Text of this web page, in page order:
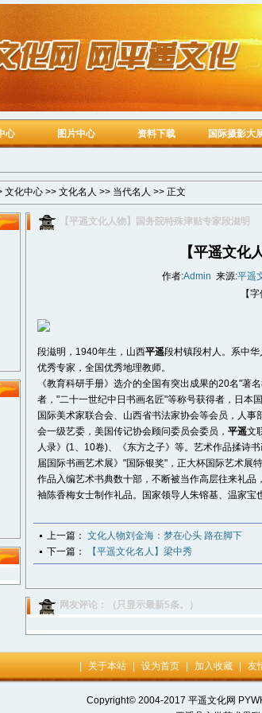
心 图片中心 资料下载 国际摄影大
文化中心 >> 文化名人 >> 当代名人 >> 正文
【平遥文化人物】国务院特殊津贴专家段滋明
【平遥文化
作者:Admin 来源:平遥
【
段滋明，1940年生，山西平遥段村镇段村人。系中
优秀专家，全国优秀地理教师。
《教育科研手册》选介的全国有突出成果的20名"
者，"二十一世纪中日书画名匠"等称号获得者，日本
国际美术家联合会、山西省书法家协会等会员，人
会一级艺委，美国传记协会顾问委员会委员， 平遥文
人录》(1、10卷)、《东方之子》等。艺术作品揉诗
届国际书画艺术展》"国际银奖"，正大杯国际艺术展
作品入编艺术书典数十部，不断被当作高层往来礼
袖陈香梅女士制作礼品。国家领导人朱镕基、温家宝
上一篇： 文化人物刘金海：梦在心头 路在脚下
下一篇：
【平遥文化名人】梁中秀
网友评论：（只显示最新5条。）
关于本站 设为首页 加入收藏 友
Copyright© 2004-2017 平遥文化网